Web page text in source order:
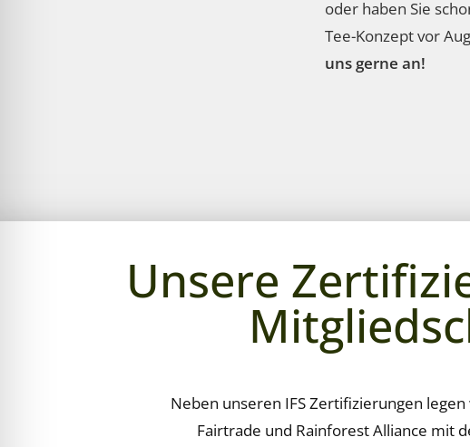
oder haben Sie
Tee-Konzept vor
uns gerne an!
Unsere
Neben unseren IFS Zertifizierungen
Fairtrade und Rainforest Alliance mit